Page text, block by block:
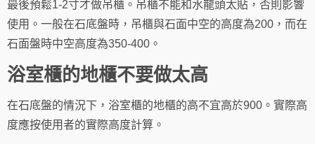
最後預鬆1-2寸才做吊櫃。吊櫃不能和水龍頭太貼，否則影響
使用。一般在石底盤時，吊櫃與石面中空的高度為200，而在
石面盤時中空高度為350-400。
浴室櫃的地櫃不要做太高
在石底盤的情況下，浴室櫃的地櫃的高不宜高於900。實際高
度應按使用者的實際高度計算。